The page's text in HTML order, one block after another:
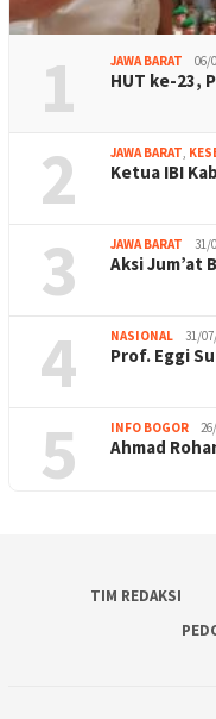
1 JAWA BARAT 06/
HUT ke-23,
2 JAWA BARAT,
Ketua IBI
3 JAWA BARAT 31/
Aksi Jum’at
4 NASIONAL 31/
Prof. Eggi
5 INFO BOGOR
Ahmad
TIM REDAKSI